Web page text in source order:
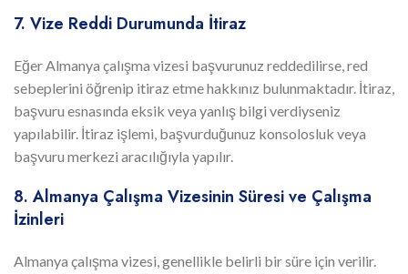
7. Vize Reddi Durumunda İtiraz
Eğer Almanya çalışma vizesi başvurunuz reddedilirse, red
sebeplerini öğrenip itiraz etme hakkınız bulunmaktadır. İtiraz,
başvuru esnasında eksik veya yanlış bilgi verdiyseniz
yapılabilir. İtiraz işlemi, başvurduğunuz konsolosluk veya
başvuru merkezi aracılığıyla yapılır.
8. Almanya Çalışma Vizesinin Süresi ve Çalışma
İzinleri
Almanya çalışma vizesi, genellikle belirli bir süre için verilir.